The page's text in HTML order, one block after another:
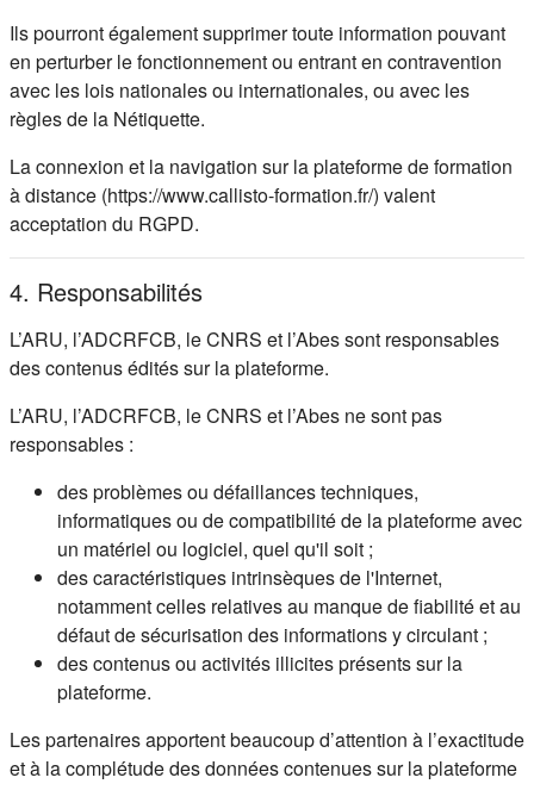
Ils pourront également supprimer toute information pouvant
en perturber le fonctionnement ou entrant en contravention
avec les lois nationales ou internationales, ou avec les
règles de la Nétiquette.
La connexion et la navigation sur la plateforme de formation
à distance (https://www.callisto-formation.fr/) valent
acceptation du RGPD.
4. Responsabilités
L’ARU, l’ADCRFCB, le CNRS et l’Abes sont responsables
des contenus édités sur la plateforme.
L’ARU, l’ADCRFCB, le CNRS et l’Abes ne sont pas
responsables :
des problèmes ou défaillances techniques,
informatiques ou de compatibilité de la plateforme avec
un matériel ou logiciel, quel qu'il soit ;
des caractéristiques intrinsèques de l'Internet,
notamment celles relatives au manque de fiabilité et au
défaut de sécurisation des informations y circulant ;
des contenus ou activités illicites présents sur la
plateforme.
Les partenaires apportent beaucoup d’attention à l’exactitude
et à la complétude des données contenues sur la plateforme